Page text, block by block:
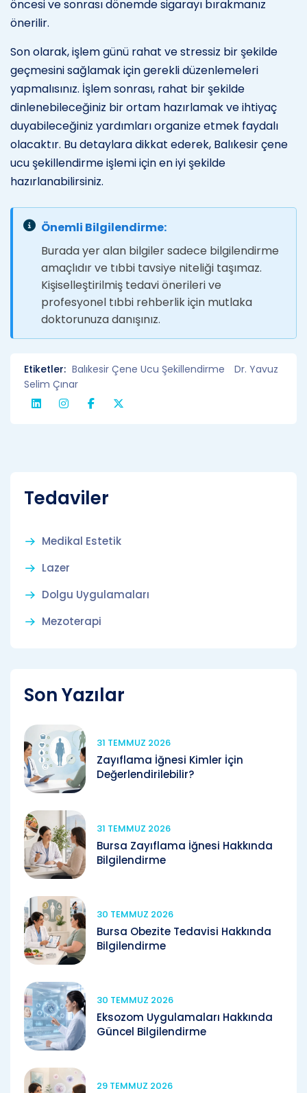
öncesi ve sonrası dönemde sigarayı bırakmanız
önerilir.
Son olarak, işlem günü rahat ve stressiz bir şekilde
geçmesini sağlamak için gerekli düzenlemeleri
yapmalısınız. İşlem sonrası, rahat bir şekilde
dinlenebileceğiniz bir ortam hazırlamak ve ihtiyaç
duyabileceğiniz yardımları organize etmek faydalı
olacaktır. Bu detaylara dikkat ederek, Balıkesir çene
ucu şekillendirme işlemi için en iyi şekilde
hazırlanabilirsiniz.
Önemli Bilgilendirme:
Burada yer alan bilgiler sadece bilgilendirme
amaçlıdır ve tıbbi tavsiye niteliği taşımaz.
Kişiselleştirilmiş tedavi önerileri ve
profesyonel tıbbi rehberlik için mutlaka
doktorunuza danışınız.
Etiketler: Balıkesir Çene Ucu Şekillendirme
Dr. Yavuz
Selim Çınar
Tedaviler
Medikal Estetik
Lazer
Dolgu Uygulamaları
Mezoterapi
Son Yazılar
31 TEMMUZ 2026
Zayıflama İğnesi Kimler İçin
Değerlendirilebilir?
31 TEMMUZ 2026
Bursa Zayıflama İğnesi Hakkında
Bilgilendirme
30 TEMMUZ 2026
Bursa Obezite Tedavisi Hakkında
Bilgilendirme
30 TEMMUZ 2026
Eksozom Uygulamaları Hakkında
Güncel Bilgilendirme
29 TEMMUZ 2026